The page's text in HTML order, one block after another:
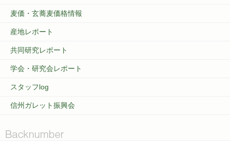
麦価・玄蕎麦価格情報
産地レポート
共同研究レポート
学会・研究会レポート
スタッフlog
信州ガレット振興会